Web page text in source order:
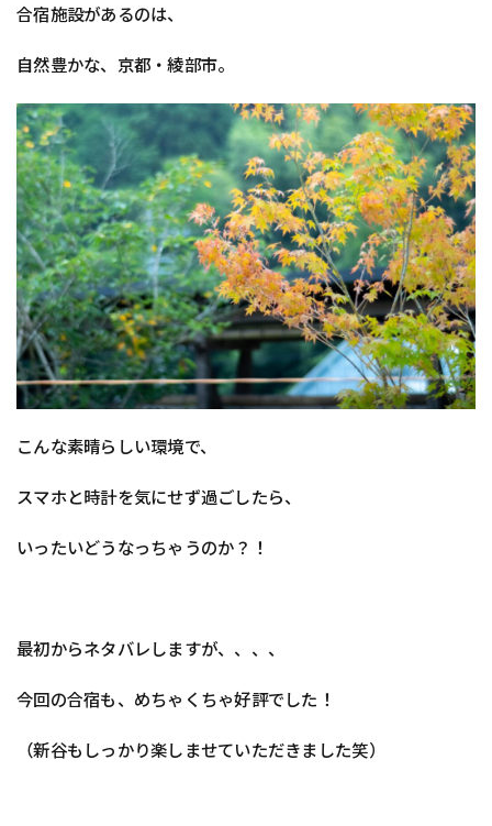
合宿施設があるのは、
自然豊かな、京都・綾部市。
こんな素晴らしい環境で、
スマホと時計を気にせず過ごしたら、
いったいどうなっちゃうのか？！
最初からネタバレしますが、、、、
今回の合宿も、めちゃくちゃ好評でした！
（新谷もしっかり楽しませていただきました笑）